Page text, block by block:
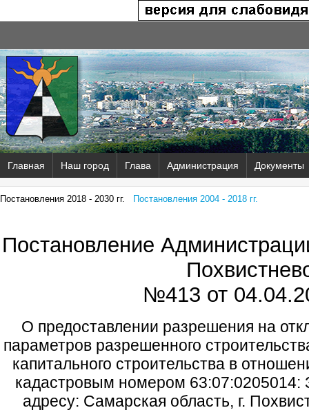
Главная Наш город Глава Администрация Документы
Постановления 2018 - 2030 гг. Постановления 2004 - 2018 гг.
Постановление
№413 от
О предоставлении разрешения на
параметров разрешенного
капитального строительства в
кадастровым номером 63:07:0205014:
адресу: Самарская область, г.